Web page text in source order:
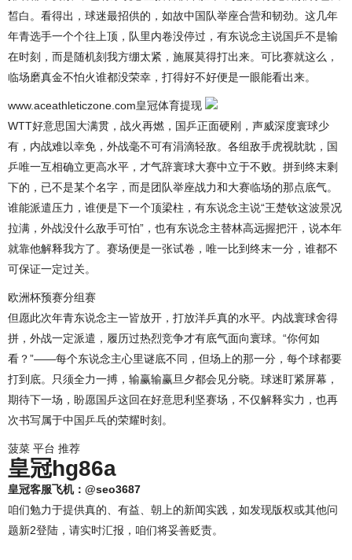
皙白。看得出，球迷最招供的，如故中国队举座合营和韧劲。这几年
年青选手一个个往上顶，队里内卷没停过，有东说念主说国乒不是输
在时刻，而是随机刻我方绷太紧，施展莫得打出来。可比赛就这么，
临场磨真金不怕火谁都没荣幸，打得好不好便是一眼能看出来。
www.aceathleticzone.com皇冠体育提现
WTT好意思国大满贯，战火再燃，国乒正面硬刚，声威深度寰球少
有，内战难以幸免，外战毫不可有涓滴轻敌。各组敌手虎视眈眈，国
乒唯一互相确立更高水平，才气辞寰球大赛中立于不败。拼到终末剩
下的，已不是某个名字，而是团队举座战力和大赛临场的那点底气。
谁能派遣压力，谁便是下一个顶梁柱，有东说念主说“王楚钦这波景况
拉满，外战没什么敌手可怕”，也有东说念主替林高远握把汗，说本年
就靠他解释我方了。赛场便是一张试卷，唯一比到终末一分，谁都不
可保证一定过关。
欧洲杯预赛分组赛
但愿此次年青东说念主一皆放开，打放洋乒真的水平。内战寰球舍得
拼，外战一定派遣，履历过热烈竞争才有底气面向寰球。“你何如
看？”——每个东说念主心里谜底不同，但场上的那一分，每个球都要
打到底。只须全力一搏，输赢输赢旦夕都会见分晓。球迷盯紧屏幕，
期待下一场，盼愿国乒这回在好意思利坚赛场，不仅解释实力，也再
次书写属于中国乒乓的荣耀时刻。
菠菜 平台 推荐
皇冠hg86a
皇冠客服飞机：@seo3687
咱们勉力于提供真的、有益、朝上的新闻实践，如发现版权或其他问
题新2登陆，请实时汇报，咱们将妥善贬责。